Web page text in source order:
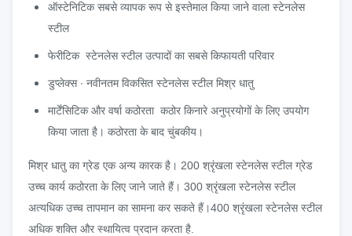
ऑस्टेनिटिक सबसे व्यापक रूप से इस्तेमाल किया जाने वाला स्टेनलेस
स्टील
फेरीटिक ️ स्टेनलेस स्टील उत्पादों का सबसे किफायती परिवार
डुप्लेक्स ∙ नवीनतम विकसित स्टेनलेस स्टील मिश्र धातु
मार्टेंसिटिक और वर्षा कठोरता ️ कठोर किनारे अनुप्रयोगों के लिए उपयोग
किया जाता है। कठोरता के बाद चुंबकीय।
मिश्र धातु का ग्रेड एक अन्य कारक है। 200 श्रृंखला स्टेनलेस स्टील ग्रेड
उच्च कार्य कठोरता के लिए जाने जाते हैं। 300 श्रृंखला स्टेनलेस स्टील
अत्यधिक उच्च तापमान का सामना कर सकते हैं।400 श्रृंखला स्टेनलेस स्टील
अधिक शक्ति और स्थायित्व प्रदान करता है.